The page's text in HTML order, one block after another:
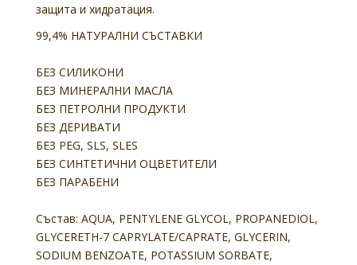
защита и хидратация.
99,4% НАТУРАЛНИ СЪСТАВКИ
БЕЗ СИЛИКОНИ
БЕЗ МИНЕРАЛНИ МАСЛА
БЕЗ ПЕТРОЛНИ ПРОДУКТИ
БЕЗ ДЕРИВАТИ
БЕЗ PEG, SLS, SLES
БЕЗ СИНТЕТИЧНИ ОЦВЕТИТЕЛИ
БЕЗ ПАРАБЕНИ
Състав: AQUA, PENTYLENE GLYCOL, PROPANEDIOL,
GLYCERETH-7 CAPRYLATE/CAPRATE, GLYCERIN,
SODIUM BENZOATE, POTASSIUM SORBATE,